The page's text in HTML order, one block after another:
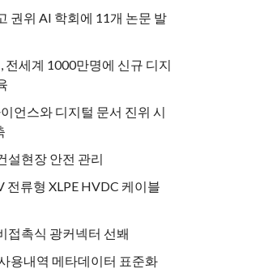
권위 AI 학회에 11개 논문 발
전세계 1000만명에 신규 디지
언스와 디지털 문서 진위 시
설현장 안전 관리
전류형 XLPE HVDC 케이블
접촉식 광커넥터 선봬
용내역 메타데이터 표준화